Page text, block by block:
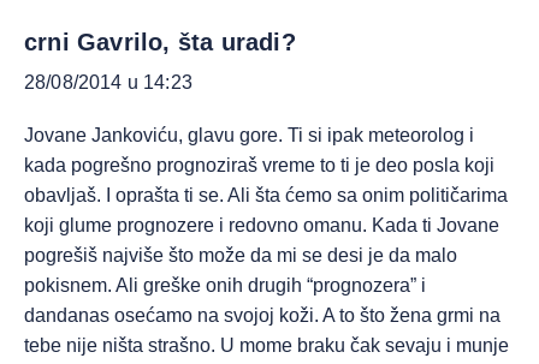
crni Gavrilo, šta uradi?
28/08/2014 u 14:23
Jovane Jankoviću, glavu gore. Ti si ipak meteorolog i
kada pogrešno prognoziraš vreme to ti je deo posla koji
obavljaš. I oprašta ti se. Ali šta ćemo sa onim političarima
koji glume prognozere i redovno omanu. Kada ti Jovane
pogrešiš najviše što može da mi se desi je da malo
pokisnem. Ali greške onih drugih “prognozera” i
dandanas osećamo na svojoj koži. A to što žena grmi na
tebe nije ništa strašno. U mome braku čak sevaju i munje